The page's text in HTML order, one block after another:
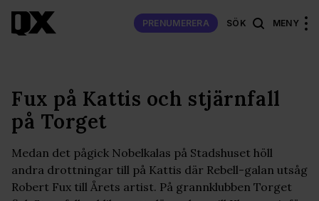
PRENUMERERA SÖK MENY
Fux på Kattis och stjärnfall
på Torget
Medan det pågick Nobelkalas på Stadshuset höll
andra drottningar till på Kattis där Rebell-galan utsåg
Robert Fux till Årets artist. På grannklubben Torget